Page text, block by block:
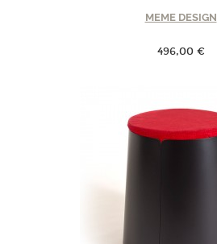
MEME DESIGN
496,00 €